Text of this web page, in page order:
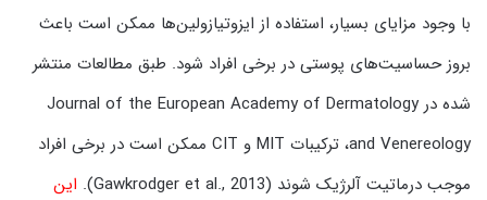
با وجود مزایای بسیار، استفاده از ایزوتیازولین‌ها ممکن است باعث
بروز حساسیت‌های پوستی در برخی افراد شود. طبق مطالعات منتشر
شده در Journal of the European Academy of Dermatology
and Venereology، ترکیبات MIT و CIT ممکن است در برخی افراد
موجب درماتیت آلرژیک شوند (Gawkrodger et al., 2013).
این